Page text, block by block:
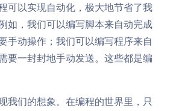
可以实现自动化，极大地节省了我
如，我们可以编写脚本来自动完成
手动操作；我们可以编写程序来自
要一封封地手动发送。这些都是编
我们的想象。在编程的世界里，只